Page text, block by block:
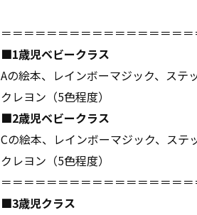
＝＝＝＝＝＝＝＝＝＝＝＝＝＝＝＝
■1歳児ベビークラス
Aの絵本、レインボーマジック、ステ
クレヨン（5色程度）
■2歳児ベビークラス
Cの絵本、レインボーマジック、ステ
クレヨン（5色程度）
＝＝＝＝＝＝＝＝＝＝＝＝＝＝＝＝
■3歳児クラス